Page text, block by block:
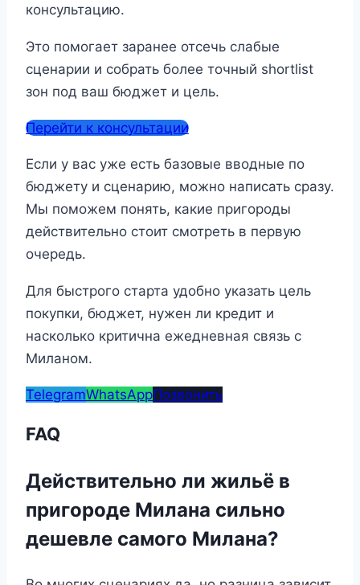
консультацию.
Это помогает заранее отсечь слабые
сценарии и собрать более точный shortlist
зон под ваш бюджет и цель.
Перейти к консультации
Если у вас уже есть базовые вводные по
бюджету и сценарию, можно написать сразу.
Мы поможем понять, какие пригороды
действительно стоит смотреть в первую
очередь.
Для быстрого старта удобно указать цель
покупки, бюджет, нужен ли кредит и
насколько критична ежедневная связь с
Миланом.
TelegramWhatsAppПозвонить
FAQ
Действительно ли жильё в
пригороде Милана сильно
дешевле самого Милана?